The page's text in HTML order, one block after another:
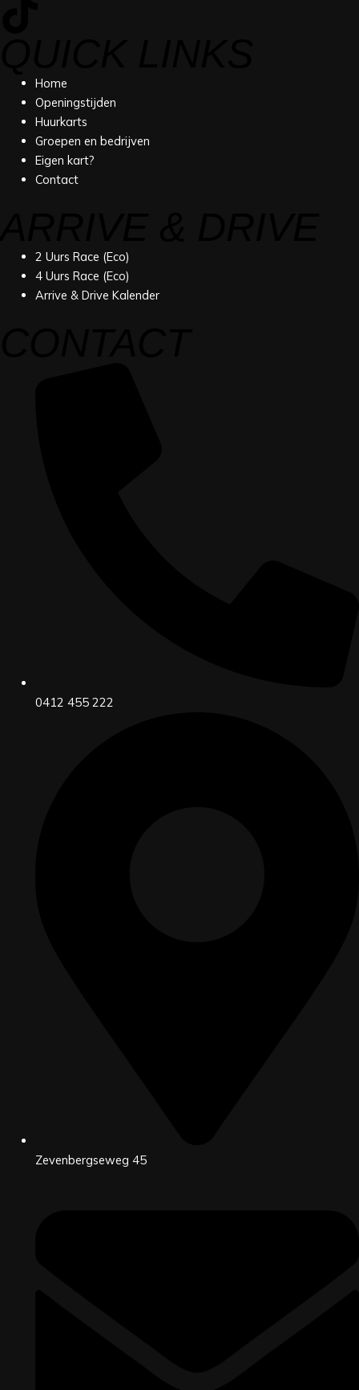
Home
Openingstijden
Huurkarts
Groepen en bedrijven
Eigen kart?
Contact
2 Uurs Race (Eco)
4 Uurs Race (Eco)
Arrive & Drive Kalender
0412 455 222
Zevenbergseweg 45